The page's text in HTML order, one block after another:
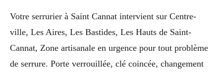
Votre serrurier à Saint Cannat intervient sur Centre-
ville, Les Aires, Les Bastides, Les Hauts de Saint-
Cannat, Zone artisanale en urgence pour tout problème
de serrure. Porte verrouillée, clé coincée, changement